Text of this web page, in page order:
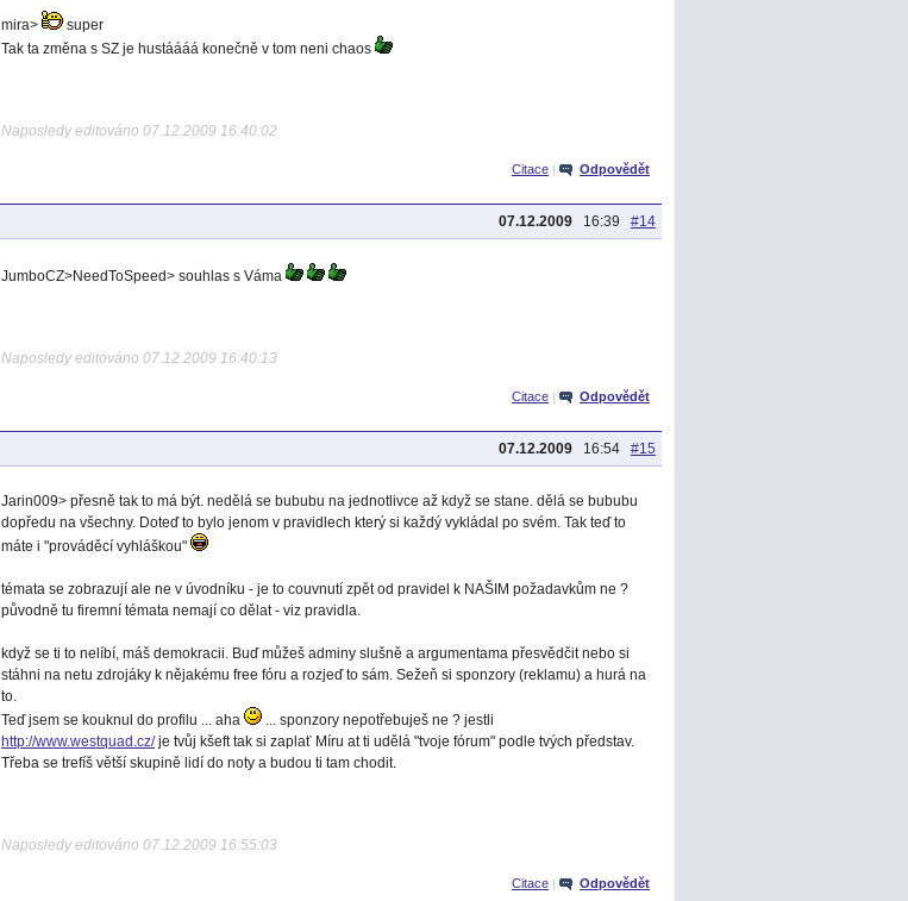
mira>
super
Tak ta změna s SZ je hustáááá konečně v tom neni chaos
Naposledy editováno 07.12.2009 16:40:02
Citace | Odpovědět
07.12.2009 16:39 #14
JumboCZ>NeedToSpeed> souhlas s Váma
Naposledy editováno 07.12.2009 16:40:13
Citace | Odpovědět
07.12.2009 16:54 #15
Jarin009> přesně tak to má být. nedělá se bububu na jednotlivce až když se stane. dělá se bububu
dopředu na všechny. Doteď to bylo jenom v pravidlech který si každý vykládal po svém. Tak teď to
máte i "prováděcí vyhláškou"
témata se zobrazují ale ne v úvodníku - je to couvnutí zpět od pravidel k NAŠIM požadavkům ne ?
původně tu firemní témata nemají co dělat - viz pravidla.
když se ti to nelíbí, máš demokracii. Buď můžeš adminy slušně a argumentama přesvědčit nebo si
stáhni na netu zdrojáky k nějakému free fóru a rozjeď to sám. Sežeň si sponzory (reklamu) a hurá na
to.
Teď jsem se kouknul do profilu ... aha
... sponzory nepotřebuješ ne ? jestli
http://www.westquad.cz/je tvůj kšeft tak si zaplať Míru at ti udělá "tvoje fórum" podle tvých představ.
Třeba se trefíš větší skupině lidí do noty a budou ti tam chodit.
Naposledy editováno 07.12.2009 16:55:03
Citace | Odpovědět